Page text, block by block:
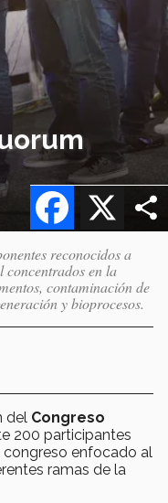
X
Facebook
reconocidos a
en la
contaminación de
y bioprocesos.
del Congreso
200 participantes
congreso enfocado al
ramas de la